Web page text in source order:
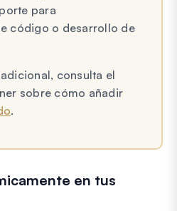
para
código o desarrollo de
consulta el
sobre cómo añadir
.
en tus